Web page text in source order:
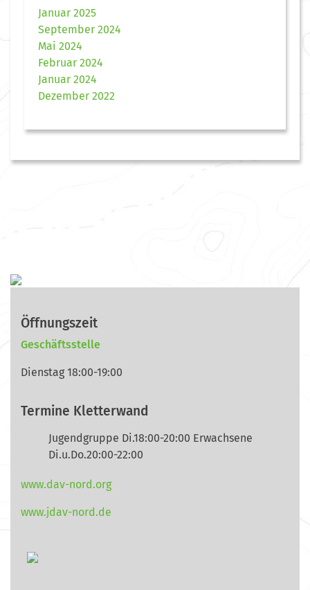
Januar 2025
September 2024
Mai 2024
Februar 2024
Januar 2024
Dezember 2022
Öffnungszeit
Geschäftsstelle
Dienstag 18:00-19:00
Termine Kletterwand
Jugendgruppe Di.18:00-20:00 Erwachsene
Di.u.Do.20:00-22:00
www.dav-nord.org
www.jdav-nord.de